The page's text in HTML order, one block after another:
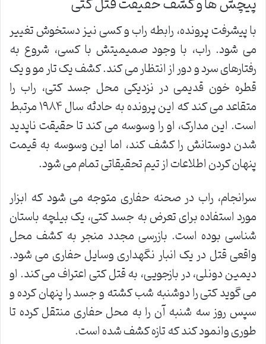
با پیشرفت پرونده، رابطه راب و کسی نیز دستخوش تغییر
می شود. راب، با وجود صمیمیتش با کسی، شروع به
رفتارهای سرد و دور از انتظار می کند. کشف یک تار مو و یک
قطره خون قدیمی در نزدیکی محل جسد کتی، راب را
متقاعد می کند که این پرونده به حادثه سال ۱۹۸۴ مرتبط
است. این مدارک، او را وسوسه می کند تا حقیقت ناپدید
شدن دوستانش را کشف کند، اما این وسوسه به قیمت
پنهان کردن اطلاعات از تیم تحقیقاتی تمام می شود.
سرانجام، راب در صحنه حفاری متوجه می شود که ابزار
مورد استفاده برای تعرض به جسد کتی، یک بیلچه باستان
شناسی بوده است. بازرسی مجدد منجر به کشف محل
واقعی قتل در یک انبار نگهداری وسایل حفاری می شود.
دیمین دونلی، در بازجویی، به قتل کتی اعتراف می کند. او
می گوید کتی را دوشنبه شب کشته و جسد را پنهان کرده و
سپس روز سه شنبه آن را به محل حفاری منتقل کرده تا
طوری وانمود کند که تازه کشف شده است.